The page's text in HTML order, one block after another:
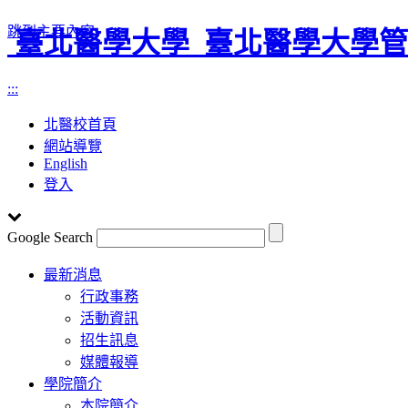
跳到主要內容
臺北醫學大學 臺北醫學大學
:::
北醫校首頁
網站導覽
English
登入
Google Search
Toggle
navigation
最新消息
行政事務
活動資訊
招生訊息
媒體報導
學院簡介